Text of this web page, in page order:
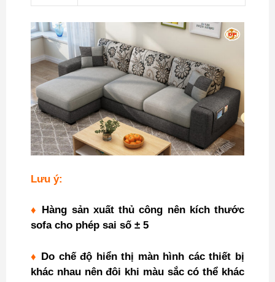
Lưu ý:
♦
Hàng sản xuất thủ công nên kích thước
sofa cho phép sai số ± 5
♦ Do chế độ hiển thị màn hình các thiết bị
khác nhau nên đôi khi màu sắc có thể khác